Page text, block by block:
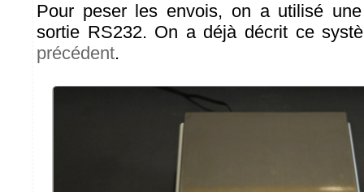
Pour peser les envois, on a utilisé
sortie RS232. On a déjà décrit ce
précédent.